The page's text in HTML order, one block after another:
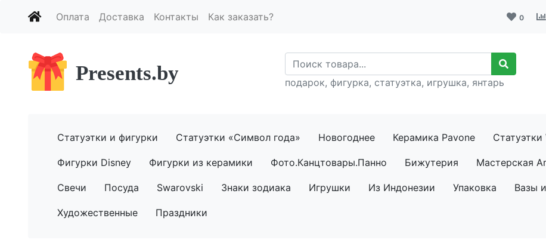
Оплата Доставка Контакты Как заказать? 0
Presents.by подарок, фигурка, статуэтка, игрушка, янтарь
Статуэтки и фигурки Статуэтки «Символ года» Новогоднее Керамика Pavone Статуэтки
Фигурки Disney Фигурки из керамики Фото.Канцтовары.Панно Бижутерия Мастерская
Свечи Посуда Swarovski Знаки зодиака Игрушки Из Индонезии Упаковка Вазы
Художественные Праздники